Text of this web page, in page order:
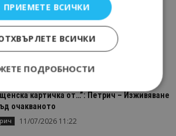
картичка от…”: Петрич – Изживяване
очакваното
11/07/2026 11:22
ПРИЕМЕТЕ ВСИЧКИ
ВСИЧКИ
ПОДРОБНОСТИ
необходимо